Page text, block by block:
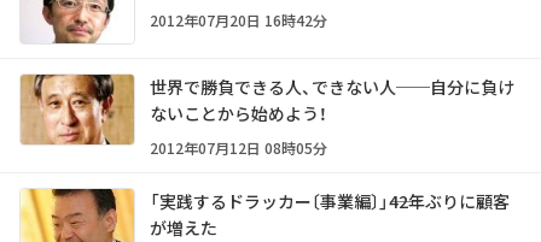
2012年07月20日 16時42分
世界で勝負できる人、できない人──自分に負け
ないことから始めよう！
2012年07月12日 08時05分
「実践するドラッカー〔事業編〕」――42年ぶりに顧客
が増えた